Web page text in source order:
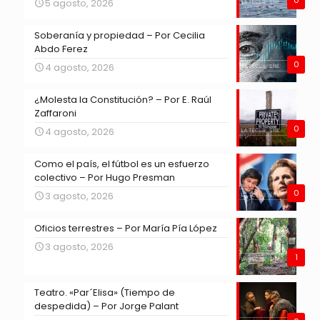
5 agosto, 2026
0
Soberanía y propiedad – Por Cecilia
Abdo Ferez
4 agosto, 2026
0
¿Molesta la Constitución? – Por E. Raúl
Zaffaroni
4 agosto, 2026
0
Como el país, el fútbol es un esfuerzo
colectivo – Por Hugo Presman
3 agosto, 2026
1
Oficios terrestres – Por María Pía López
3 agosto, 2026
Teatro. «Par´Elisa» (Tiempo de
despedida) – Por Jorge Palant